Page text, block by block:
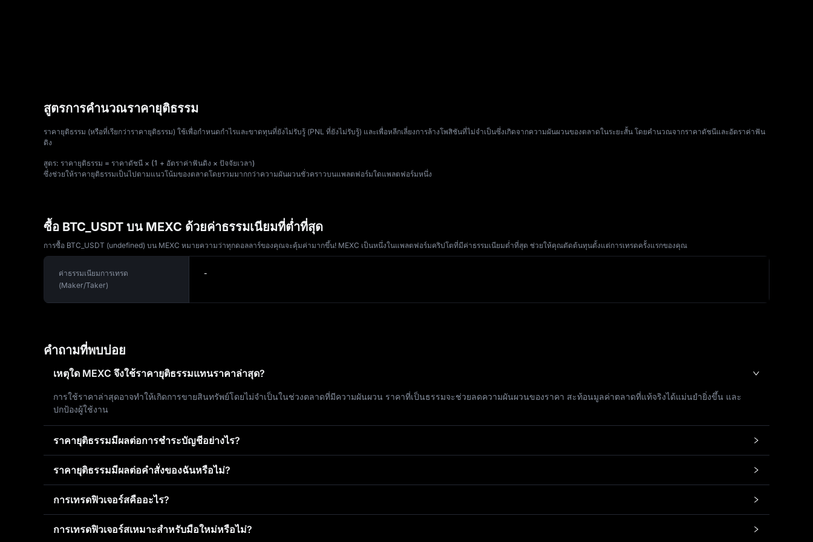
สูตรการคำนวณราคายุติธรรม
ราคายุติธรรม (หรือที่เรียกว่าราคายุติธรรม) ใช้เพื่อกำหนดกำไรและขาดทุนที่ยังไม่รับรู้ (PNL ที่ยังไม่รับรู้) และเพื่อหลีกเลี่ยงการล้างโพสิชันที่ไม่จำเป็นซึ่งเกิดจากความผันผวนของตลาดในระยะสั้น โดยคำนวณจากราคาดัชนีและอัตราค่าฟัน
ดิง
สูตร: ราคายุติธรรม = ราคาดัชนี × (1 + อัตราค่าฟันดิง × ปัจจัยเวลา)
ซึ่งช่วยให้ราคายุติธรรมเป็นไปตามแนวโน้มของตลาดโดยรวมมากกว่าความผันผวนชั่วคราวบนแพลตฟอร์มใดแพลตฟอร์มหนึ่ง
ซื้อ BTC_USDT บน MEXC ด้วยค่าธรรมเนียมที่ต่ำที่สุด
การซื้อ BTC_USDT (undefined) บน MEXC หมายความว่าทุกดอลลาร์ของคุณจะคุ้มค่ามากขึ้น! MEXC เป็นหนึ่งในแพลตฟอร์มคริปโตที่มีค่าธรรมเนียมต่ำที่สุด ช่วยให้คุณตัดต้นทุนตั้งแต่การเทรดครั้งแรกของคุณ
ค่าธรรมเนียมการเทรด
(Maker/Taker)
-
คำถามที่พบบ่อย
เหตุใด MEXC จึงใช้ราคายุติธรรมแทนราคาล่าสุด?
การใช้ราคาล่าสุดอาจทำให้เกิดการขายสินทรัพย์โดยไม่จำเป็นในช่วงตลาดที่มีความผันผวน ราคาที่เป็นธรรมจะช่วยลดความผันผวนของราคา สะท้อนมูลค่าตลาดที่แท้จริงได้แม่นยำยิ่งขึ้น และ
ปกป้องผู้ใช้งาน
ราคายุติธรรมมีผลต่อการชำระบัญชีอย่างไร?
ราคายุติธรรมมีผลต่อคำสั่งของฉันหรือไม่?
การเทรดฟิวเจอร์สคืออะไร?
การเทรดฟิวเจอร์สเหมาะสำหรับมือใหม่หรือไม่?